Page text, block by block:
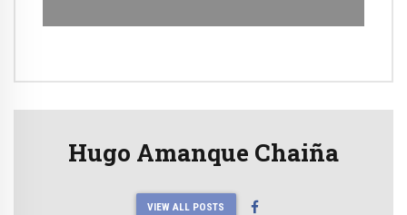
Hugo Amanque Chaiña
VIEW ALL POSTS